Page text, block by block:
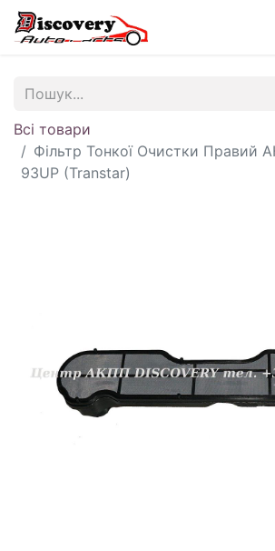
Всі товари
Фільтр Тонкої Очистки Правий
93UP (Transtar)